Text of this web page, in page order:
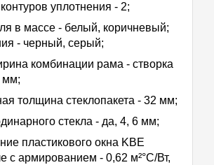
уплотнения - 2;
в массе - белый, коричневый;
- черный, серый;
комбинации рама - створка
мм;
толщина стеклопакета - 32 мм;
стекла - да, 4, 6 мм;
пластикового окна KBE
с армированием - 0,62 м²°С/Вт,